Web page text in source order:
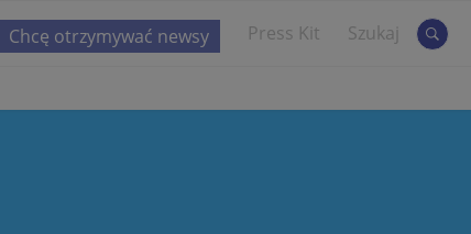
Press Kit Szukaj